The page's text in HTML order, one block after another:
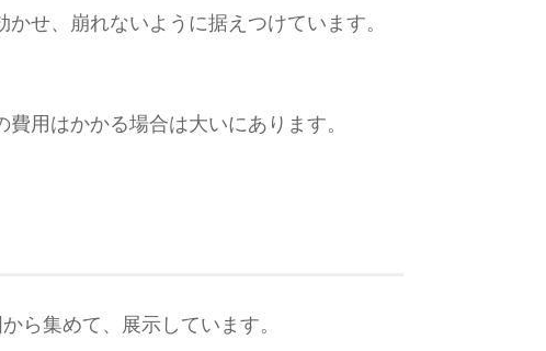
せ、崩れないように据えつけています。
用はかかる場合は大いにあります。
ら集めて、展示しています。